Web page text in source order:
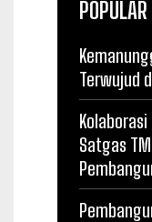
Terwujud
Satgas